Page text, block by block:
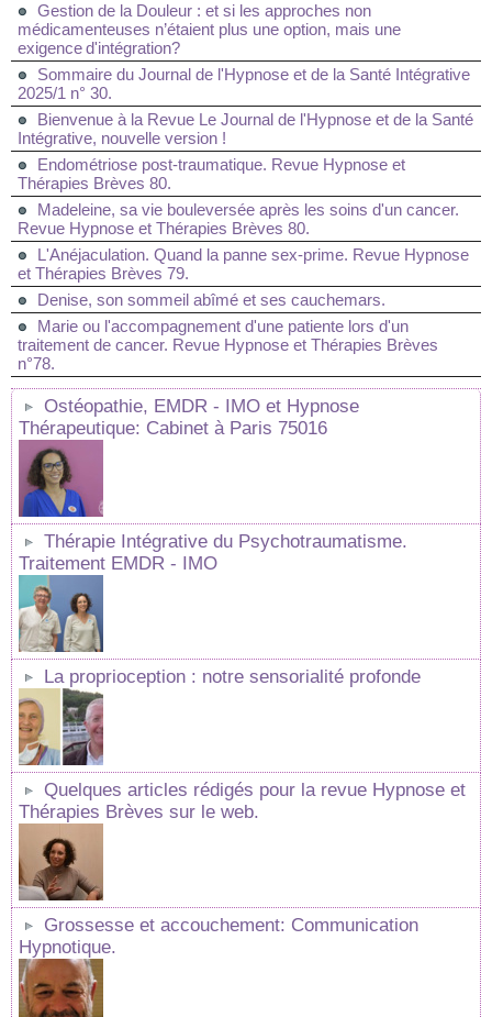
Gestion de la Douleur : et si les approches non
médicamenteuses n’étaient plus une option, mais une
exigence d'intégration?
Sommaire du Journal de l'Hypnose et de la Santé Intégrative
2025/1 n° 30.
Bienvenue à la Revue Le Journal de l'Hypnose et de la Santé
Intégrative, nouvelle version !
Endométriose post-traumatique. Revue Hypnose et
Thérapies Brèves 80.
Madeleine, sa vie bouleversée après les soins d'un cancer.
Revue Hypnose et Thérapies Brèves 80.
L'Anéjaculation. Quand la panne sex-prime. Revue Hypnose
et Thérapies Brèves 79.
Denise, son sommeil abîmé et ses cauchemars.
Marie ou l'accompagnement d'une patiente lors d'un
traitement de cancer. Revue Hypnose et Thérapies Brèves
n°78.
Ostéopathie, EMDR - IMO et Hypnose
Thérapeutique: Cabinet à Paris 75016
Thérapie Intégrative du Psychotraumatisme.
Traitement EMDR - IMO
La proprioception : notre sensorialité profonde
Quelques articles rédigés pour la revue Hypnose et
Thérapies Brèves sur le web.
Grossesse et accouchement: Communication
Hypnotique.